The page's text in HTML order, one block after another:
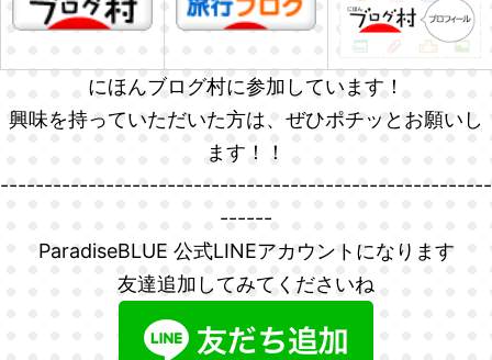
にほんブログ村に参加しています！
興味を持っていただいた方は、ぜひポチッとお願いし
ます！！
--------------------------------------------------------
------
ParadiseBLUE 公式LINEアカウントになります
友達追加してみてくださいね